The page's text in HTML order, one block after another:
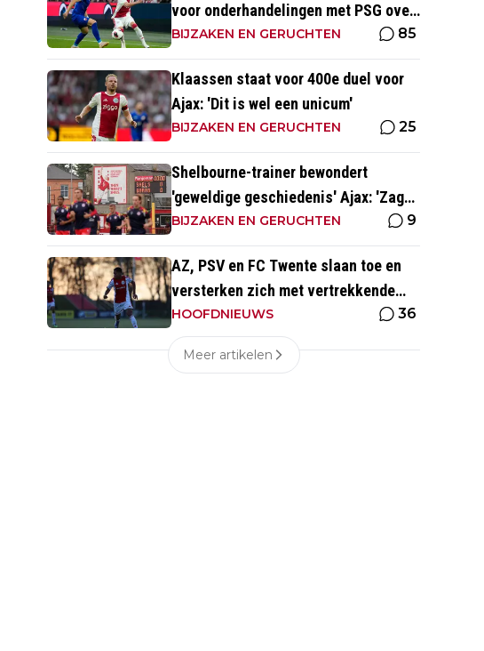
voor onderhandelingen met PSG over
Godts'
BIJZAKEN EN GERUCHTEN 85
Klaassen staat voor 400e duel voor
Ajax: 'Dit is wel een unicum'
BIJZAKEN EN GERUCHTEN 25
Shelbourne-trainer bewondert
'geweldige geschiedenis' Ajax: 'Zag
Kluivert de winnende scoren'
BIJZAKEN EN GERUCHTEN 9
AZ, PSV en FC Twente slaan toe en
versterken zich met vertrekkende
Ajax-talenten
HOOFDNIEUWS 36
Meer artikelen